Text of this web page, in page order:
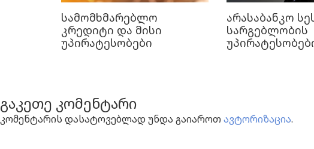
სამომხმარებლო
კრედიტი და მისი
უპირატესობები
არასაბანკო
სარგებლობის
გაკეთე კომენტარი
კომენტარის დასატოვებლად უნდა გაიაროთ ავტორიზაცია.